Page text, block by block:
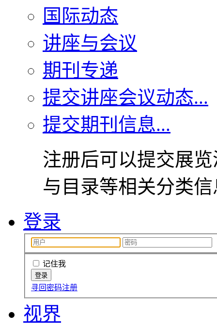
国际动态
讲座与会议
期刊专递
提交讲座会议动态...
提交期刊信息...
注册后可以提交展
与目录等相关分类
登录
记住我
寻回密码注册
视界